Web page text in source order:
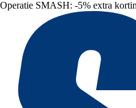
Operatie SMASH: -5% extra